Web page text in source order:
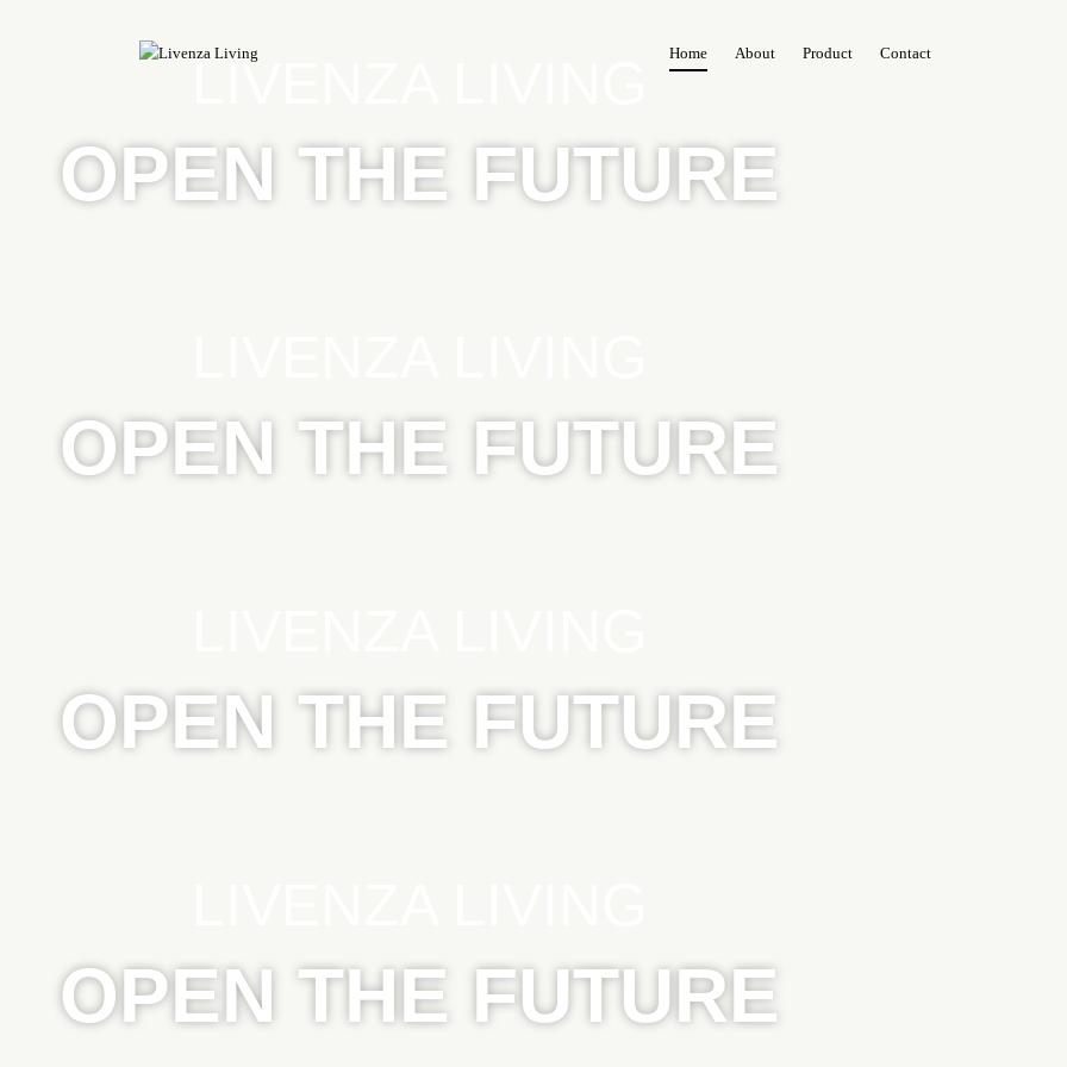
Home About Product Contact
LIVENZA LIVING
OPEN THE FUTURE
OPEN THE FUTURE
OPEN THE FUTURE
OPEN THE FUTURE